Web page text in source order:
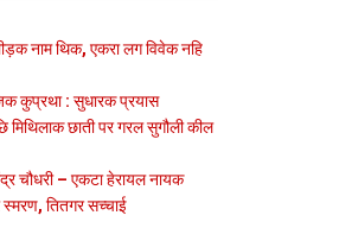
नाम थिक, एकरा लग विवेक नहि
कुप्रथा : सुधारक प्रयास
मिथिलाक छाती पर गरल सुगौली कील
चौधरी – एकटा हेरायल नायक
स्‍मरण, तितगर सच्‍चाई